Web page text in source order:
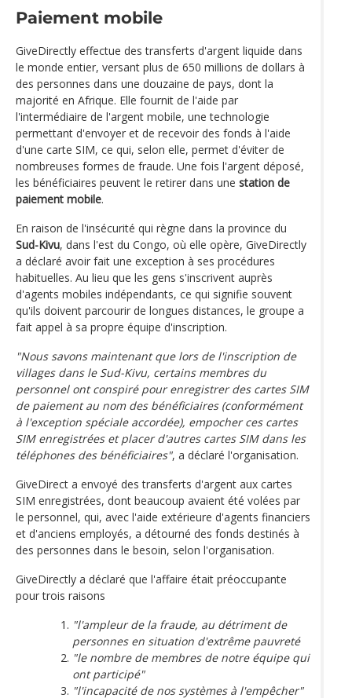
Paiement mobile
GiveDirectly effectue des transferts d'argent liquide dans
le monde entier, versant plus de 650 millions de dollars à
des personnes dans une douzaine de pays, dont la
majorité en Afrique. Elle fournit de l'aide par
l'intermédiaire de l'argent mobile, une technologie
permettant d'envoyer et de recevoir des fonds à l'aide
d'une carte SIM, ce qui, selon elle, permet d'éviter de
nombreuses formes de fraude. Une fois l'argent déposé,
les bénéficiaires peuvent le retirer dans une station de
paiement mobile.
En raison de l'insécurité qui règne dans la province du
Sud-Kivu, dans l'est du Congo, où elle opère, GiveDirectly
a déclaré avoir fait une exception à ses procédures
habituelles. Au lieu que les gens s'inscrivent auprès
d'agents mobiles indépendants, ce qui signifie souvent
qu'ils doivent parcourir de longues distances, le groupe a
fait appel à sa propre équipe d'inscription.
"Nous savons maintenant que lors de l'inscription de
villages dans le Sud-Kivu, certains membres du
personnel ont conspiré pour enregistrer des cartes SIM
de paiement au nom des bénéficiaires (conformément
à l'exception spéciale accordée), empocher ces cartes
SIM enregistrées et placer d'autres cartes SIM dans les
téléphones des bénéficiaires", a déclaré l'organisation.
GiveDirect a envoyé des transferts d'argent aux cartes
SIM enregistrées, dont beaucoup avaient été volées par
le personnel, qui, avec l'aide extérieure d'agents financiers
et d'anciens employés, a détourné des fonds destinés à
des personnes dans le besoin, selon l'organisation.
GiveDirectly a déclaré que l'affaire était préoccupante
pour trois raisons
"l'ampleur de la fraude, au détriment de
personnes en situation d'extrême pauvreté
"le nombre de membres de notre équipe qui
ont participé"
"l'incapacité de nos systèmes à l'empêcher"